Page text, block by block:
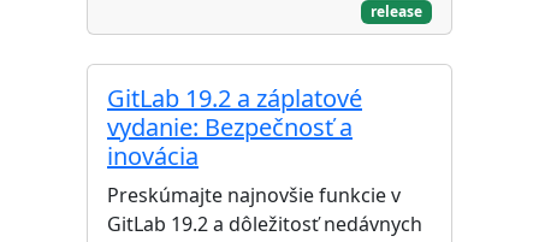
release
GitLab 19.2 a záplatové
vydanie: Bezpečnosť a
inovácia
Preskúmajte najnovšie funkcie v
GitLab 19.2 a dôležitosť nedávnych